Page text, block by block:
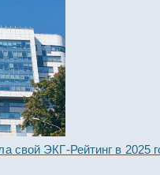
свой ЭКГ-Рейтинг в 2025